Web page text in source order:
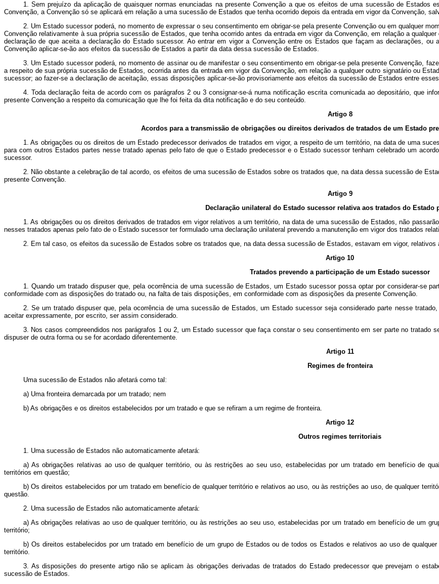
1. Sem prejuízo da aplicação de quaisquer normas enunciadas na presente Convenção a que os efeitos de uma sucessão de Estados
Convenção, a Convenção só se aplicará em relação a uma sucessão de Estados que tenha ocorrido depois da entrada em vigor da Convenção,
2. Um Estado sucessor poderá, no momento de expressar o seu consentimento em obrigar-se pela presente Convenção ou em qualquer
Convenção relativamente à sua própria sucessão de Estados, que tenha ocorrido antes da entrada em vigor da Convenção, em relação a
declaração de que aceita a declaração do Estado sucessor. Ao entrar em vigor a Convenção entre os Estados que façam as declarações,
Convenção aplicar-se-ão aos efeitos da sucessão de Estados a partir da data dessa sucessão de Estados.
3. Um Estado sucessor poderá, no momento de assinar ou de manifestar o seu consentimento em obrigar-se pela presente Convenção,
a respeito de sua própria sucessão de Estados, ocorrida antes da entrada em vigor da Convenção, em relação a qualquer outro signatário ou
sucessor; ao fazer-se a declaração de aceitação, essas disposições aplicar-se-ão provisoriamente aos efeitos da sucessão de Estados entre
4. Toda declaração feita de acordo com os parágrafos 2 ou 3 consignar-se-á numa notificação escrita comunicada ao depositário, que
presente Convenção a respeito da comunicação que lhe foi feita da dita notificação e do seu conteúdo.
Artigo 8
Acordos para a transmissão de obrigações ou direitos derivados de tratados de um Estado
1. As obrigações ou os direitos de um Estado predecessor derivados de tratados em vigor, a respeito de um território, na data de uma
para com outros Estados partes nesse tratado apenas pelo fato de que o Estado predecessor e o Estado sucessor tenham celebrado um
sucessor.
2. Não obstante a celebração de tal acordo, os efeitos de uma sucessão de Estados sobre os tratados que, na data dessa sucessão de
presente Convenção.
Artigo 9
Declaração unilateral do Estado sucessor relativa aos tratados do Estado
1. As obrigações ou os direitos derivados de tratados em vigor relativos a um território, na data de uma sucessão de Estados, não
nesses tratados apenas pelo fato de o Estado sucessor ter formulado uma declaração unilateral prevendo a manutenção em vigor dos tratados
2. Em tal caso, os efeitos da sucessão de Estados sobre os tratados que, na data dessa sucessão de Estados, estavam em vigor, relativos
Artigo 10
Tratados prevendo a participação de um Estado sucessor
1. Quando um tratado dispuser que, pela ocorrência de uma sucessão de Estados, um Estado sucessor possa optar por considerar-se
conformidade com as disposições do tratado ou, na falta de tais disposições, em conformidade com as disposições da presente Convenção.
2. Se um tratado dispuser que, pela ocorrência de uma sucessão de Estados, um Estado sucessor seja considerado parte nesse
aceitar expressamente, por escrito, ser assim considerado.
3. Nos casos compreendidos nos parágrafos 1 ou 2, um Estado sucessor que faça constar o seu consentimento em ser parte no tratado
dispuser de outra forma ou se for acordado diferentemente.
Artigo 11
Regimes de fronteira
Uma sucessão de Estados não afetará como tal:
a) Uma fronteira demarcada por um tratado; nem
b) As obrigações e os direitos estabelecidos por um tratado e que se refiram a um regime de fronteira.
Artigo 12
Outros regimes territoriais
1. Uma sucessão de Estados não automaticamente afetará:
a) As obrigações relativas ao uso de qualquer território, ou às restrições ao seu uso, estabelecidas por um tratado em benefício de
territórios em questão;
b) Os direitos estabelecidos por um tratado em benefício de qualquer território e relativos ao uso, ou às restrições ao uso, de qualquer
questão.
2. Uma sucessão de Estados não automaticamente afetará:
a) As obrigações relativas ao uso de qualquer território, ou às restrições ao seu uso, estabelecidas por um tratado em benefício de um
território;
b) Os direitos estabelecidos por um tratado em benefício de um grupo de Estados ou de todos os Estados e relativos ao uso de
território.
3. As disposições do presente artigo não se aplicam às obrigações derivadas de tratados do Estado predecessor que prevejam o
sucessão de Estados.